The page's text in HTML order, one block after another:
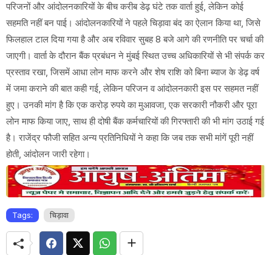
परिजनों और आंदोलनकारियों के बीच करीब डेढ़ घंटे तक वार्ता हुई, लेकिन कोई
सहमति नहीं बन पाई। आंदोलनकारियों ने पहले चिड़ावा बंद का ऐलान किया था, जिसे
फिलहाल टाल दिया गया है और अब रविवार सुबह 8 बजे आगे की रणनीति पर चर्चा की
जाएगी। वार्ता के दौरान बैंक प्रबंधन ने मुंबई स्थित उच्च अधिकारियों से भी संपर्क कर
प्रस्ताव रखा, जिसमें आधा लोन माफ करने और शेष राशि को बिना ब्याज के डेढ़ वर्ष
में जमा कराने की बात कही गई, लेकिन परिजन व आंदोलनकारी इस पर सहमत नहीं
हुए। उनकी मांग है कि एक करोड़ रुपये का मुआवजा, एक सरकारी नौकरी और पूरा
लोन माफ किया जाए, साथ ही दोषी बैंक कर्मचारियों की गिरफ्तारी की भी मांग उठाई गई
है। राजेंद्र फौजी सहित अन्य प्रतिनिधियों ने कहा कि जब तक सभी मांगें पूरी नहीं
होती, आंदोलन जारी रहेगा।
Tags: चिड़ावा